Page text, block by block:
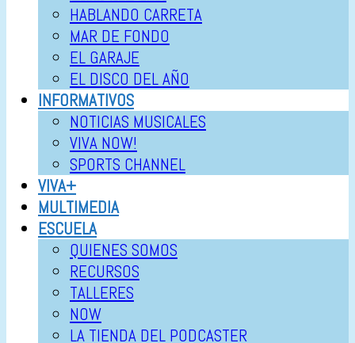
HABLANDO CARRETA
MAR DE FONDO
EL GARAJE
EL DISCO DEL AÑO
INFORMATIVOS
NOTICIAS MUSICALES
VIVA NOW!
SPORTS CHANNEL
VIVA+
MULTIMEDIA
ESCUELA
QUIENES SOMOS
RECURSOS
TALLERES
NOW
LA TIENDA DEL PODCASTER